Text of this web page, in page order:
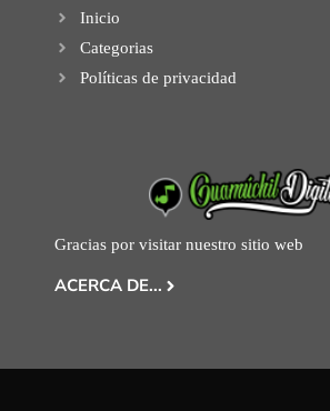
Inicio
Categorias
Políticas de privacidad
Gracias por visitar nuestro sitio web
ACERCA DE...